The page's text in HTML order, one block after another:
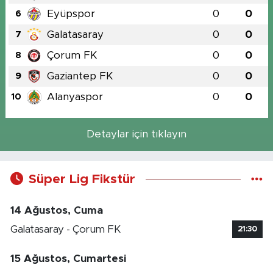
6 Eyüpspor 0 0
7 Galatasaray 0 0
8 Çorum FK 0 0
9 Gaziantep FK 0 0
10 Alanyaspor 0 0
Detaylar için tıklayın
Süper Lig Fikstür
14 Ağustos, Cuma
Galatasaray - Çorum FK
21:30
15 Ağustos, Cumartesi